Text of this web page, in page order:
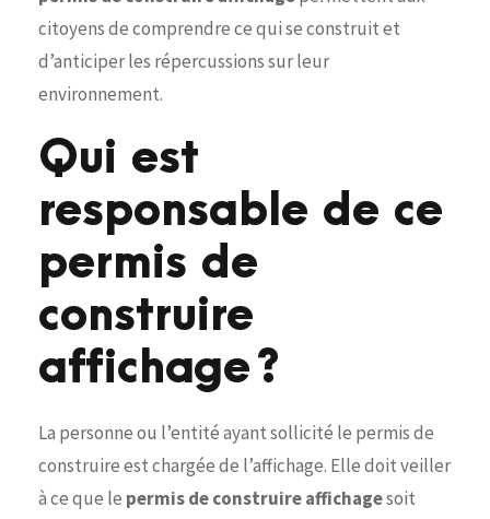
citoyens de comprendre ce qui se construit et
d’anticiper les répercussions sur leur
environnement.
Qui est
responsable de ce
permis de
construire
affichage ?
La personne ou l’entité ayant sollicité le permis de
construire est chargée de l’affichage. Elle doit veiller
à ce que le permis de construire affichagesoit